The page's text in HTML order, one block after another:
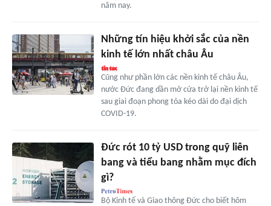
năm nay.
Những tín hiệu khởi sắc của nền
kinh tế lớn nhất châu Âu
Cũng như phần lớn các nền kinh tế châu Âu,
nước Đức đang dần mở cửa trở lại nền kinh tế
sau giai đoạn phong tỏa kéo dài do đại dịch
COVID-19.
Đức rót 10 tỷ USD trong quỹ liên
bang và tiểu bang nhằm mục đích
gì?
Bộ Kinh tế và Giao thông Đức cho biết hôm